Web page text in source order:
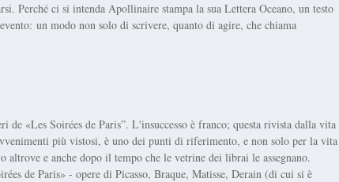
Perché ci si intenda Apollinaire stampa la sua Lettera Oceano, un testo
un modo non solo di scrivere, quanto di agire, che chiama
de «Les Soirées de Paris”. L'insuccesso è franco; questa rivista dalla vita
più vistosi, è uno dei punti di riferimento, e non solo per la vita
e anche dopo il tempo che le vetrine dei librai le assegnano.
de Paris» - opere di Picasso, Braque, Matisse, Derain (di cui si è